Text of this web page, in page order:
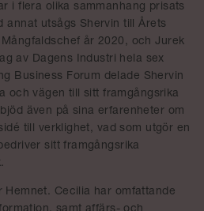
i flera olika sammanhang prisats
annat utsågs Shervin till Årets
år 2020, och Jurek
av Dagens Industri hela sex
Business Forum delade Shervin
och vägen till sitt framgångsrika
även på sina erfarenheter om
till verklighet, vad som utgör en
sitt framgångsrika
Hemnet. Cecilia har omfattande